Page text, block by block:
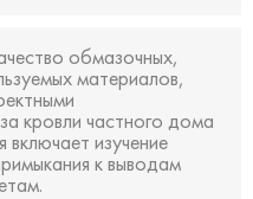
обмазочных,
материалов,
кровли частного дома
включает изучение
к выводам